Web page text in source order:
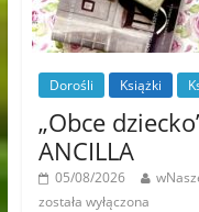
Dorośli Książki
„Obce
ANCILLA
05/08/2026
została wyłączona